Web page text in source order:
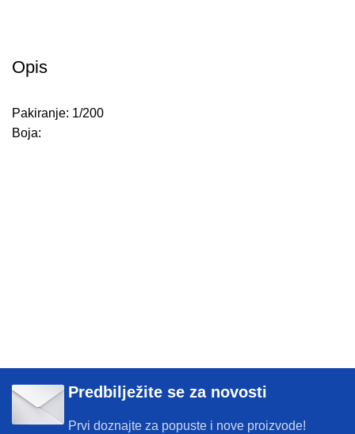
Opis
Pakiranje: 1/200
Boja:
Predbilježite se za novosti
Prvi doznajte za popuste i nove proizvode!